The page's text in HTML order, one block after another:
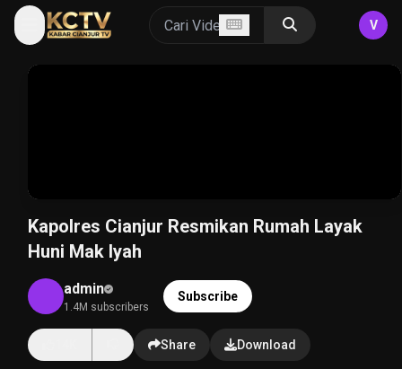
V
Kapolres Cianjur Resmikan Rumah Layak
Huni Mak Iyah
admin
1.4M subscribers
Subscribe
Share Download